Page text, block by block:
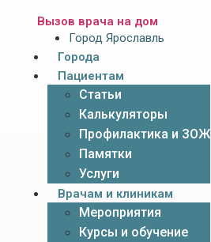
Вызов врача на дом
Город Ярославль
Города
Пациентам
Статьи
Калькуляторы
Профилактика и ЗОЖ
Памятки
Услуги
Врачам и клиникам
Мероприятия
Курсы и обучение